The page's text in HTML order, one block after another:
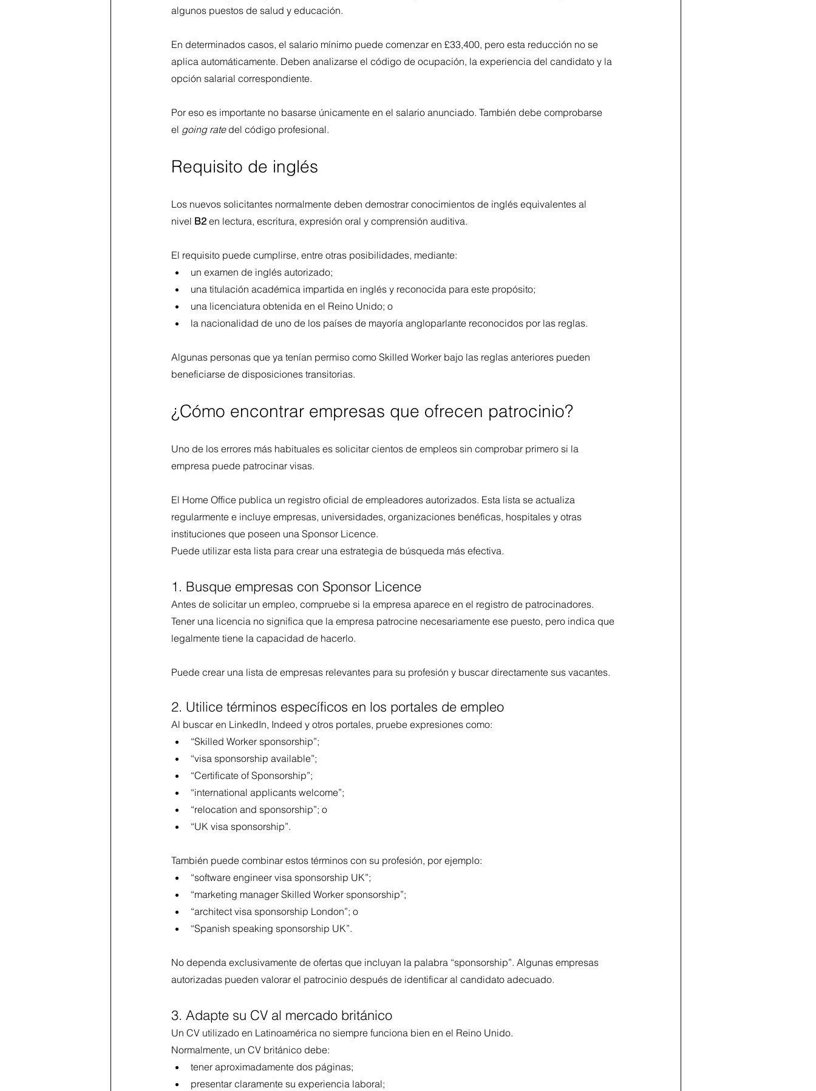
algunos puestos de salud y educación.
En determinados casos, el salario mínimo puede comenzar en £33,400, pero esta reducción no se
aplica automáticamente. Deben analizarse el código de ocupación, la experiencia del candidato y la
opción salarial correspondiente.
Por eso es importante no basarse únicamente en el salario anunciado. También debe comprobarse
el going rate del código profesional.
Requisito de inglés
Los nuevos solicitantes normalmente deben demostrar conocimientos de inglés equivalentes al
nivel B2 en lectura, escritura, expresión oral y comprensión auditiva.
El requisito puede cumplirse, entre otras posibilidades, mediante:
un examen de inglés autorizado;
una titulación académica impartida en inglés y reconocida para este propósito;
una licenciatura obtenida en el Reino Unido; o
la nacionalidad de uno de los países de mayoría angloparlante reconocidos por las reglas.
Algunas personas que ya tenían permiso como Skilled Worker bajo las reglas anteriores pueden
beneficiarse de disposiciones transitorias.
¿Cómo encontrar empresas que ofrecen patrocinio?
Uno de los errores más habituales es solicitar cientos de empleos sin comprobar primero si la
empresa puede patrocinar visas.
El Home Office publica un registro oficial de empleadores autorizados. Esta lista se actualiza
regularmente e incluye empresas, universidades, organizaciones benéficas, hospitales y otras
instituciones que poseen una Sponsor Licence.
Puede utilizar esta lista para crear una estrategia de búsqueda más efectiva.
1. Busque empresas con Sponsor Licence
Antes de solicitar un empleo, compruebe si la empresa aparece en el registro de patrocinadores.
Tener una licencia no significa que la empresa patrocine necesariamente ese puesto, pero indica que
legalmente tiene la capacidad de hacerlo.
Puede crear una lista de empresas relevantes para su profesión y buscar directamente sus vacantes.
2. Utilice términos específicos en los portales de empleo
Al buscar en LinkedIn, Indeed y otros portales, pruebe expresiones como:
“Skilled Worker sponsorship”;
“visa sponsorship available”;
“Certificate of Sponsorship”;
“international applicants welcome”;
“relocation and sponsorship”; o
“UK visa sponsorship”.
También puede combinar estos términos con su profesión, por ejemplo:
“software engineer visa sponsorship UK”;
“marketing manager Skilled Worker sponsorship”;
“architect visa sponsorship London”; o
“Spanish speaking sponsorship UK”.
No dependa exclusivamente de ofertas que incluyan la palabra “sponsorship”. Algunas empresas
autorizadas pueden valorar el patrocinio después de identificar al candidato adecuado.
3. Adapte su CV al mercado británico
Un CV utilizado en Latinoamérica no siempre funciona bien en el Reino Unido.
Normalmente, un CV británico debe:
tener aproximadamente dos páginas;
presentar claramente su experiencia laboral;